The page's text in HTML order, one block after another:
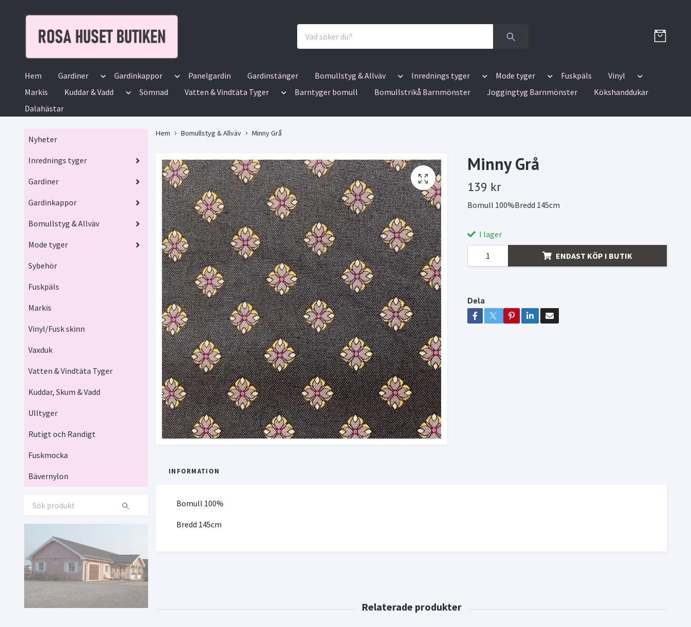
Hem Gardiner Gardinkappor Panelgardin Gardinstänger Bomullstyg & Allväv Inrednings tyger Mode tyger Fuskpäls
Vinyl
Markis
Kuddar & Vadd Sömnad Vatten & Vindtäta Tyger Barntyger bomull Bomullstrikå Barnmönster Joggingtyg Barnmönster
Kökshanddukar
Dalahästar
Nyheter
Inrednings tyger
Gardiner
Gardinkappor
Bomullstyg & Allväv
Mode tyger
Sybehör
Fuskpäls
Markis
Vinyl/Fusk skinn
Vaxduk
Vatten & Vindtäta Tyger
Kuddar, Skum & Vadd
Ulltyger
Rutigt och Randigt
Fuskmocka
Bävernylon
Hem Bomullstyg & Allväv Minny Grå
Minny Grå
139 kr
Bomull 100%Bredd 145cm
I lager
ENDAST KÖP I BUTIK
Dela
INFORMATION
Bomull 100%
Bredd 145cm